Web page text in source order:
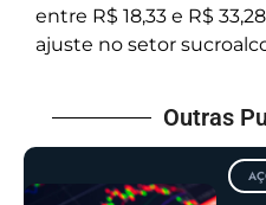
entre R$ 18,33 e R$
ajuste no setor
Outras